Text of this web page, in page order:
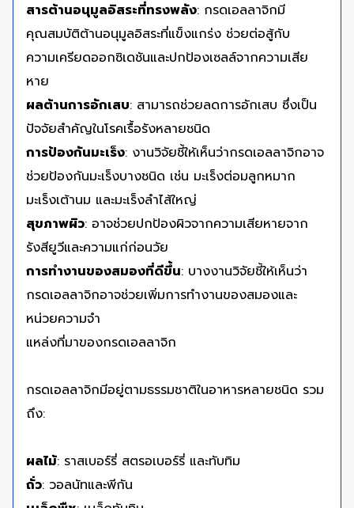
สารต้านอนุมูลอิสระที่ทรงพลัง: กรดเอลลาจิกมี
คุณสมบัติต้านอนุมูลอิสระที่แข็งแกร่ง ช่วยต่อสู้กับ
ความเครียดออกซิเดชันและปกป้องเซลล์จากความเสีย
หาย
ผลต้านการอักเสบ: สามารถช่วยลดการอักเสบ ซึ่งเป็น
ปัจจัยสำคัญในโรคเรื้อรังหลายชนิด
การป้องกันมะเร็ง: งานวิจัยชี้ให้เห็นว่ากรดเอลลาจิกอาจ
ช่วยป้องกันมะเร็งบางชนิด เช่น มะเร็งต่อมลูกหมาก
มะเร็งเต้านม และมะเร็งลำไส้ใหญ่
สุขภาพผิว: อาจช่วยปกป้องผิวจากความเสียหายจาก
รังสียูวีและความแก่ก่อนวัย
การทำงานของสมองที่ดีขึ้น: บางงานวิจัยชี้ให้เห็นว่า
กรดเอลลาจิกอาจช่วยเพิ่มการทำงานของสมองและ
หน่วยความจำ
แหล่งที่มาของกรดเอลลาจิก
กรดเอลลาจิกมีอยู่ตามธรรมชาติในอาหารหลายชนิด รวม
ถึง:
ผลไม้: ราสเบอร์รี่ สตรอเบอร์รี่ และทับทิม
ถั่ว: วอลนัทและพีกัน